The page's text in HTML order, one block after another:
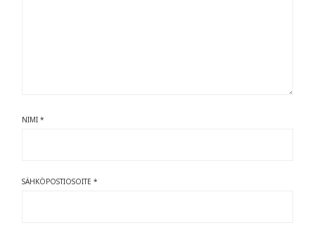
NIMI*
SÄHKÖPOSTIOSOITE*